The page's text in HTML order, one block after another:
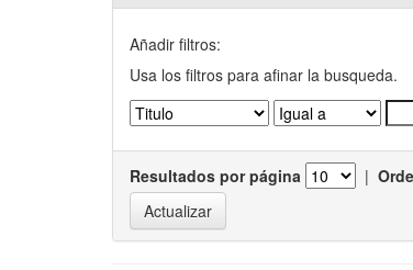
Añadir filtros:
Usa los filtros para afinar la busqueda.
Resultados por página |